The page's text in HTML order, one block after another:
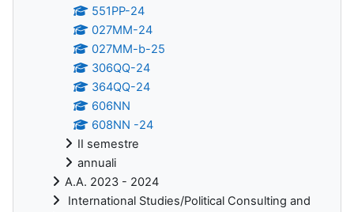
551PP-24
027MM-24
027MM-b-25
306QQ-24
364QQ-24
606NN
608NN -24
II semestre
annuali
A.A. 2023 - 2024
International Studies/Political Consulting and